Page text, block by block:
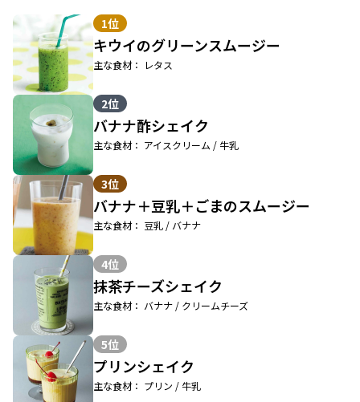
1位
キウイのグリーンスムージー
主な食材： レタス
2位
バナナ酢シェイク
主な食材： アイスクリーム / 牛乳
3位
バナナ＋豆乳＋ごまのスムージー
主な食材： 豆乳 / バナナ
4位
抹茶チーズシェイク
主な食材： バナナ / クリームチーズ
5位
プリンシェイク
主な食材： プリン / 牛乳